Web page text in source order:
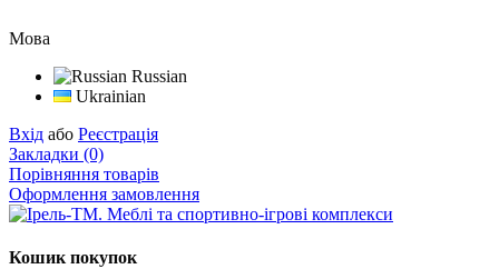
Мова
Russian
Ukrainian
Вхід або Реєстрація
Закладки (0)
Порівняння товарів
Оформлення замовлення
Кошик покупок